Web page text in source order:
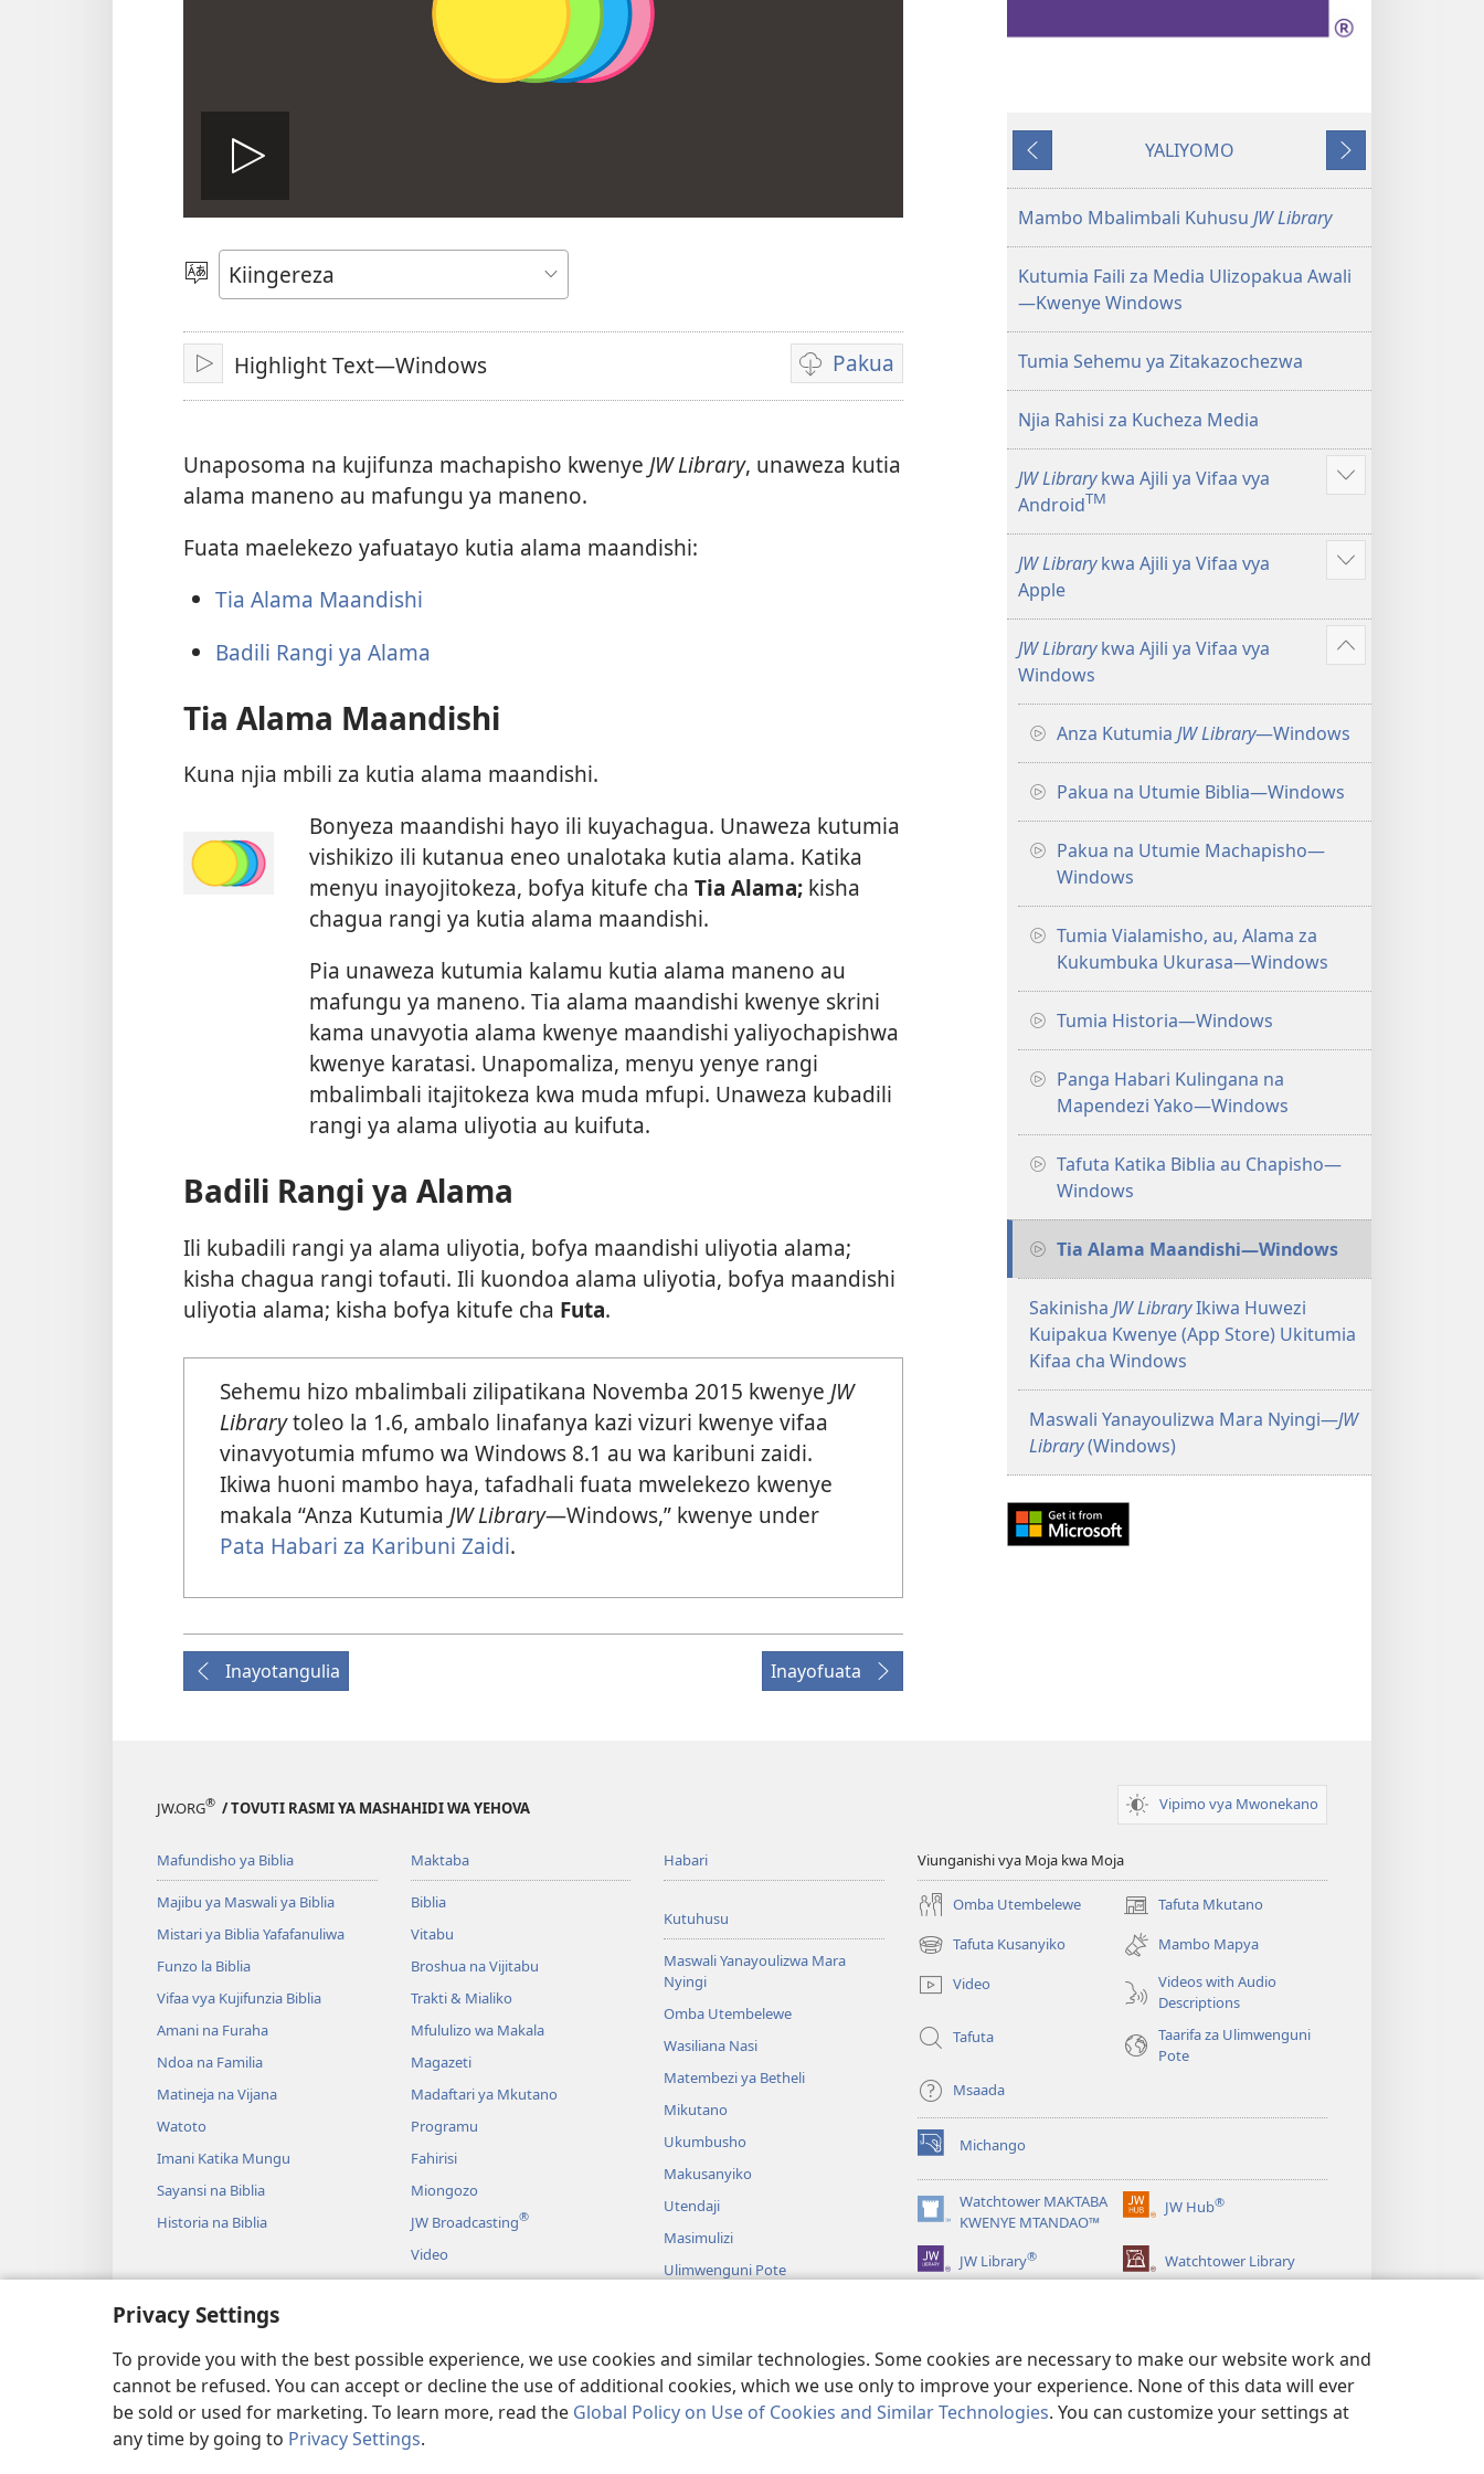
Privacy Settings
To provide you with the best possible experience, we use cookies and similar technologies. Some cookies are necessary to make our website work and
cannot be refused. You can accept or decline the use of additional cookies, which we use only to improve your experience. None of this data will ever
be sold or used for marketing. To learn more, read the Global Policy on Use of Cookies and Similar Technologies. You can customize your settings at
any time by going to Privacy Settings.
Cheza
video
Chagua
Lugha
ChezaHighlight Text—Windows Pakua
Kupakua
rekodi
video
Unaposoma na kujifunza machapisho kwenye JW Library, unaweza kutia
alama maneno au mafungu ya maneno.
Fuata maelekezo yafuatayo kutia alama maandishi:
Tia Alama Maandishi
Badili Rangi ya Alama
Tia Alama Maandishi
Kuna njia mbili za kutia alama maandishi.
Bonyeza maandishi hayo ili kuyachagua. Unaweza kutumia
vishikizo ili kutanua eneo unalotaka kutia alama. Katika
menyu inayojitokeza, bofya kitufe cha Tia Alama;kisha
chagua rangi ya kutia alama maandishi.
Pia unaweza kutumia kalamu kutia alama maneno au
mafungu ya maneno. Tia alama maandishi kwenye skrini
kama unavyotia alama kwenye maandishi yaliyochapishwa
kwenye karatasi. Unapomaliza, menyu yenye rangi
mbalimbali itajitokeza kwa muda mfupi. Unaweza kubadili
rangi ya alama uliyotia au kuifuta.
Badili Rangi ya Alama
Ili kubadili rangi ya alama uliyotia, bofya maandishi uliyotia alama;
kisha chagua rangi tofauti. Ili kuondoa alama uliyotia, bofya maandishi
uliyotia alama; kisha bofya kitufe cha Futa.
Sehemu hizo mbalimbali zilipatikana Novemba 2015 kwenye JW
Librarytoleo la 1.6, ambalo linafanya kazi vizuri kwenye vifaa
vinavyotumia mfumo wa Windows 8.1 au wa karibuni zaidi.
Ikiwa huoni mambo haya, tafadhali fuata mwelekezo kwenye
makala “Anza Kutumia JW Library​—Windows,” kwenye under
Pata Habari za Karibuni Zaidi.
Inayotangulia Inayofuata
Inayotangulia
YALIYOMO
Inayofuata
Mambo Mbalimbali Kuhusu JW Library
Kutumia Faili za Media Ulizopakua Awali
—Kwenye Windows
Tumia Sehemu ya Zitakazochezwa
Njia Rahisi za Kucheza Media
JW Librarykwa Ajili ya Vifaa vya
AndroidTM
Onyesha
JW Librarykwa Ajili ya Vifaa vya
Apple
Onyesha
JW Librarykwa Ajili ya Vifaa vya
Windows
Onyesha
Anza Kutumia JW Library​—Windows
Pakua na Utumie Biblia​—Windows
Pakua na Utumie Machapisho​—
Windows
Tumia Vialamisho, au, Alama za
Kukumbuka Ukurasa​—Windows
Tumia Historia​—Windows
Panga Habari Kulingana na
Mapendezi Yako​—Windows
Tafuta Katika Biblia au Chapisho​—
Windows
Tia Alama Maandishi​—Windows
Sakinisha JW LibraryIkiwa Huwezi
Kuipakua Kwenye (App Store) Ukitumia
Kifaa cha Windows
Maswali Yanayoulizwa Mara Nyingi​—JW
Library(Windows)
Download
from
JW.ORG® / TOVUTI RASMI YA MASHAHIDI WA YEHOVA Vipimo vya Mwonekano
Mafundisho ya Biblia
Majibu ya Maswali ya Biblia
Mistari ya Biblia Yafafanuliwa
Funzo la Biblia
Vifaa vya Kujifunzia Biblia
Amani na Furaha
Ndoa na Familia
Matineja na Vijana
Watoto
Imani Katika Mungu
Sayansi na Biblia
Historia na Biblia
Maktaba
Biblia
Vitabu
Broshua na Vijitabu
Trakti & Mialiko
Mfululizo wa Makala
Magazeti
Madaftari ya Mkutano
Programu
Fahirisi
Miongozo
JW Broadcasting®
Video
Muziki
Drama za Usomaji wa Biblia
Habari
Kutuhusu
Maswali Yanayoulizwa Mara
Nyingi
Omba Utembelewe
Wasiliana Nasi
Matembezi ya Betheli
Mikutano
Ukumbusho
Makusanyiko
Utendaji
Masimulizi
Ulimwenguni Pote
Viunganishi vya Moja kwa Moja
Omba Utembelewe Tafuta Mkutano
(opens
new
window)
Tafuta Kusanyiko
(opens
new
window)
Mambo Mapya
Video
Videos with Audio
Descriptions
Tafuta
Taarifa za Ulimwenguni
Pote
Msaada
Michango
(opens
new
window)Watchtower MAKTABA
KWENYE MTANDAO™
(opens
new
window)
JW Hub®
(opens
window)
JW Library® Watchtower Library
Copyright© 2026 Watch Tower Bible and Tract Society of Pennsylvania.